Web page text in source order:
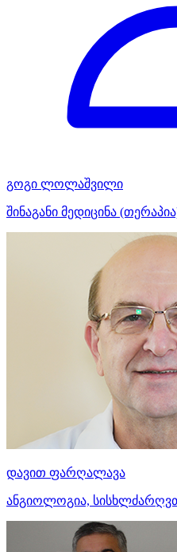
გოგი ლოლაშვილი
შინაგანი მედიცინა
დავით ფარღალავა
ანგიოლოგია,